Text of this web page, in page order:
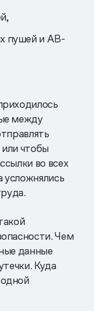
пушей и AB-
между
чтобы
во всех
усложнялись
Чем
данные
Куда